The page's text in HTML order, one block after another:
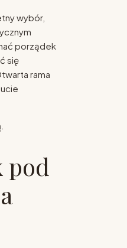
wybór,
porządek
się
rama
pod